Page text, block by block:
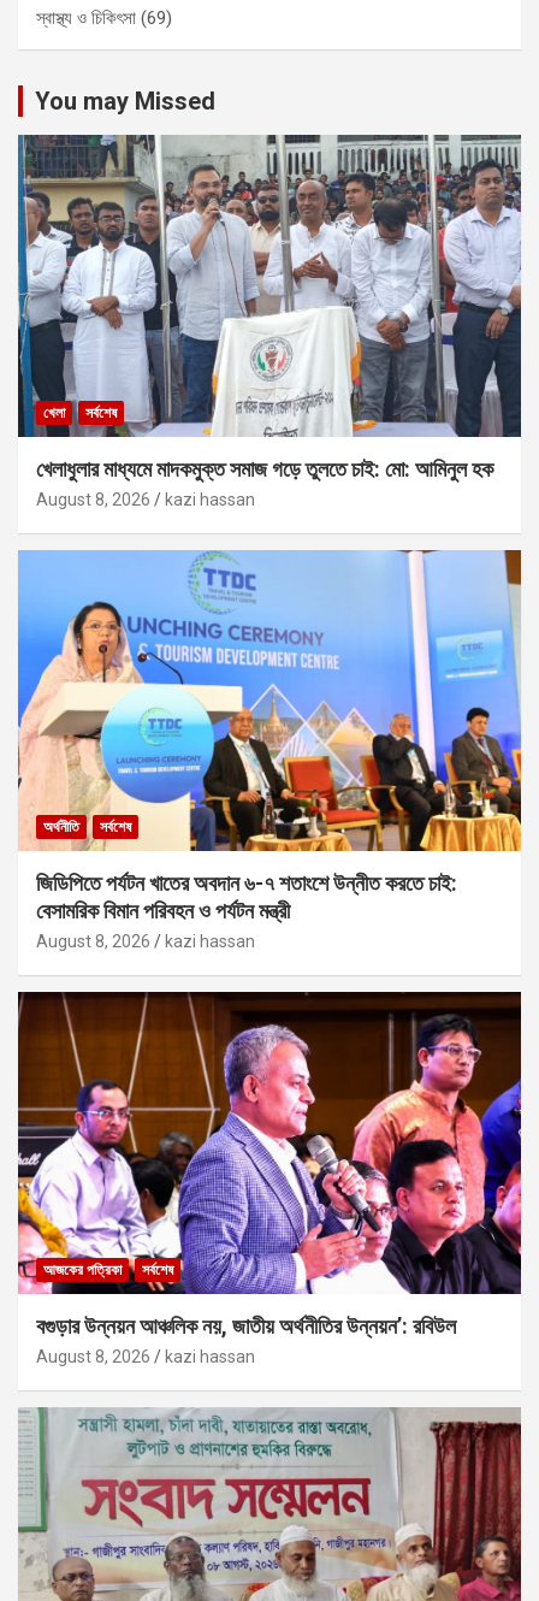
স্বাস্থ্য ও চিকিৎসা (69)
You may Missed
খেলা সর্বশেষ
খেলাধুলার মাধ্যমে মাদকমুক্ত সমাজ গড়ে তুলতে চাই: মো: আমিনুল হক
August 8, 2026 kazi hassan
অর্থনীতি সর্বশেষ
জিডিপিতে পর্যটন খাতের অবদান ৬-৭ শতাংশে উন্নীত করতে চাই:
বেসামরিক বিমান পরিবহন ও পর্যটন মন্ত্রী
August 8, 2026 kazi hassan
আজকের পত্রিকা সর্বশেষ
বগুড়ার উন্নয়ন আঞ্চলিক নয়, জাতীয় অর্থনীতির উন্নয়ন’: রবিউল
August 8, 2026 kazi hassan